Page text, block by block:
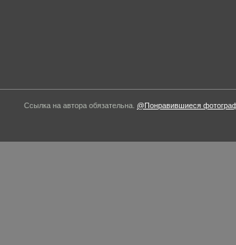
Ссылка на автора обязательна. @Понравившиеся